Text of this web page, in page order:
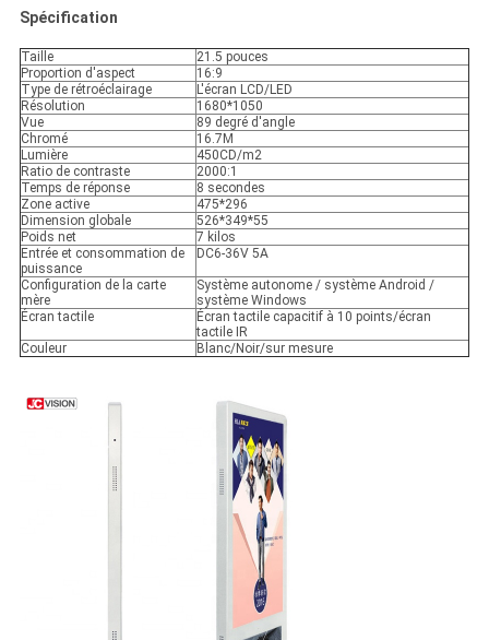
Spécification
Taille
21.5 pouces
Proportion d'aspect
16:9
Type de rétroéclairage
L'écran LCD/LED
Résolution
1680*1050
Vue
89 degré d'angle
Chromé
16.7M
Lumière
450CD/m2
Ratio de contraste
2000:1
Temps de réponse
8 secondes
Zone active
475*296
Dimension globale
526*349*55
Poids net
7 kilos
Entrée et consommation de
puissance
DC6-36V 5A
Configuration de la carte
mère
Système autonome / système Android /
système Windows
Écran tactile
Écran tactile capacitif à 10 points/écran
tactile IR
Couleur
Blanc/Noir/sur mesure